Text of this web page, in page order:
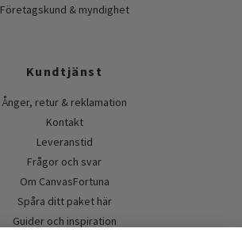
Företagskund & myndighet
Kundtjänst
Ånger, retur & reklamation
Kontakt
Leveranstid
Frågor och svar
Om CanvasFortuna
Spåra ditt paket här
Guider och inspiration